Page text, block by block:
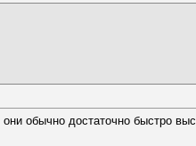
обычно достаточно быстро